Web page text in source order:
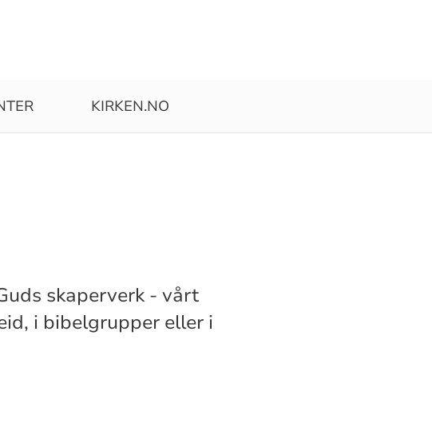
KIRKEN.NO
skaperverk - vårt
i bibelgrupper eller i